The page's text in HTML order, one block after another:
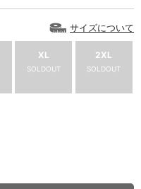
サイズについて
XL
SOLDOUT
2XL
SOLDOUT